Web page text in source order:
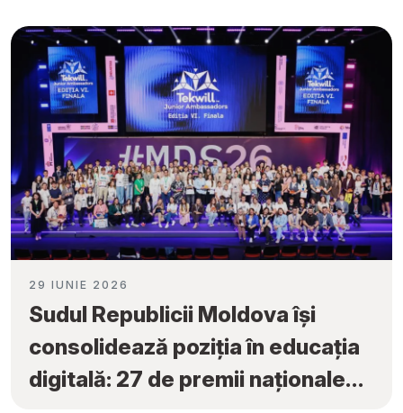
29 IUNIE 2026
Sudul Republicii Moldova își
consolidează poziția în educația
digitală: 27 de premii naționale